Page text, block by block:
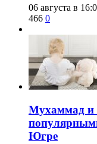
06 августа в
466 0
​Мухаммад и
Югре